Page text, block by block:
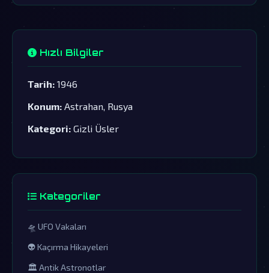
Hızlı Bilgiler
Tarih: 1946
Konum: Astrahan, Rusya
Kategori: Gizli Üsler
Kategoriler
🛸 UFO Vakaları
👽 Kaçırma Hikayeleri
🏛️ Antik Astronotlar